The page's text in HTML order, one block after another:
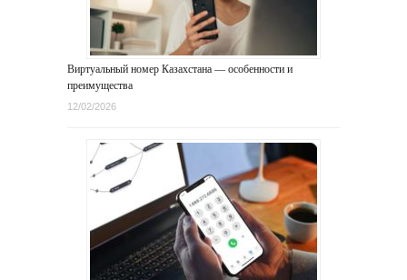
Виртуальный номер Казахстана — особенности и
преимущества
12/02/2026